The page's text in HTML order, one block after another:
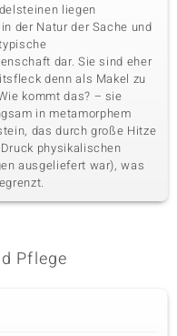
liegen
der Natur der Sache und
dar. Sie sind eher
denn als Makel zu
kommt das? – sie
in metamorphem
das durch große Hitze
physikalischen
ausgeliefert war), was
Pflege